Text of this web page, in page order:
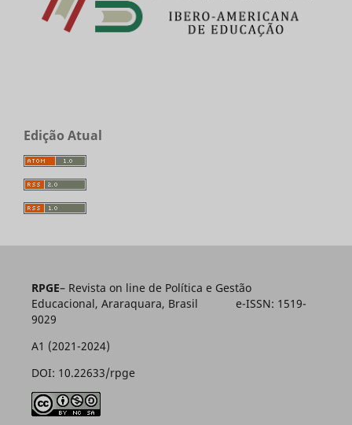
Edição Atual
RPGE– Revista on line de Política e Gestão
Educacional, Araraquara, Brasil e-ISSN: 1519-
9029
A1 (2021-2024)
DOI: 10.22633/rpge